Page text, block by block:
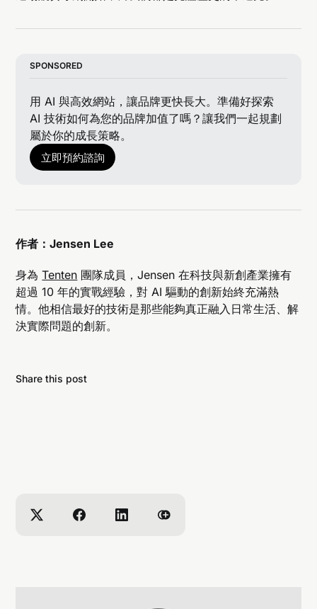
SPONSORED
用 AI 與高效網站，讓品牌更快長大。準備好探索
AI 技術如何為您的品牌加值了嗎？讓我們一起規劃
屬於你的成長策略。
立即預約諮詢
作者：Jensen Lee
身為Tenten 團隊成員，Jensen 在科技與新創產業擁有
超過 10 年的實戰經驗，對 AI 驅動的創新始終充滿熱
情。他相信最好的技術是那些能夠真正融入日常生活、解
決實際問題的創新。
Share this post